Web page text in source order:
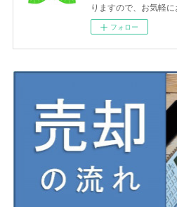
りますので、お気軽に
フォロー